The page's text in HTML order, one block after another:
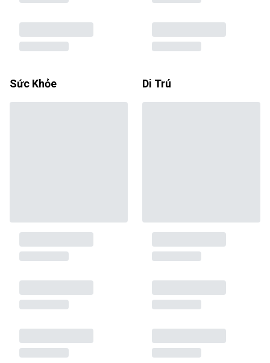
Sức Khỏe Di Trú